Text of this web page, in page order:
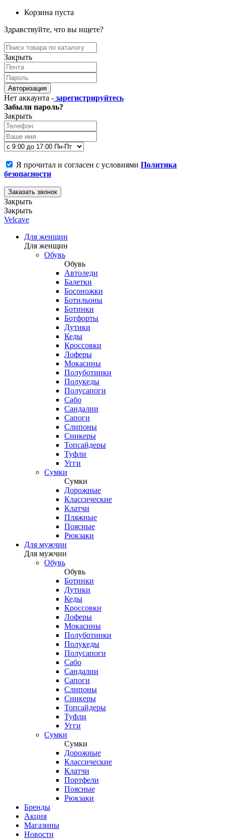
Корзина пуста
Здравствуйте, что вы ищете?
Закрыть
Авторизация
Нет аккаунта - зарегистрируйтесь
Забыли пароль?
Закрыть
Я прочитал и согласен с условиями Политика
безопасности
Заказать звонок
Закрыть
Закрыть
Velcave
Для женщин
Для женщин
Обувь
Обувь
Автоледи
Балетки
Босоножки
Ботильоны
Ботинки
Ботфорты
Дутики
Кеды
Кроссовки
Лоферы
Мокасины
Полуботинки
Полукеды
Полусапоги
Сабо
Сандалии
Сапоги
Слипоны
Сникеры
Топсайдеры
Туфли
Угги
Сумки
Сумки
Дорожные
Классические
Клатчи
Пляжные
Поясные
Рюкзаки
Для мужчин
Для мужчин
Обувь
Обувь
Ботинки
Дутики
Кеды
Кроссовки
Лоферы
Мокасины
Полуботинки
Полукеды
Полусапоги
Сабо
Сандалии
Сапоги
Слипоны
Сникеры
Топсайдеры
Туфли
Угги
Сумки
Сумки
Дорожные
Классические
Клатчи
Портфели
Поясные
Рюкзаки
Бренды
Акция
Магазины
Новости